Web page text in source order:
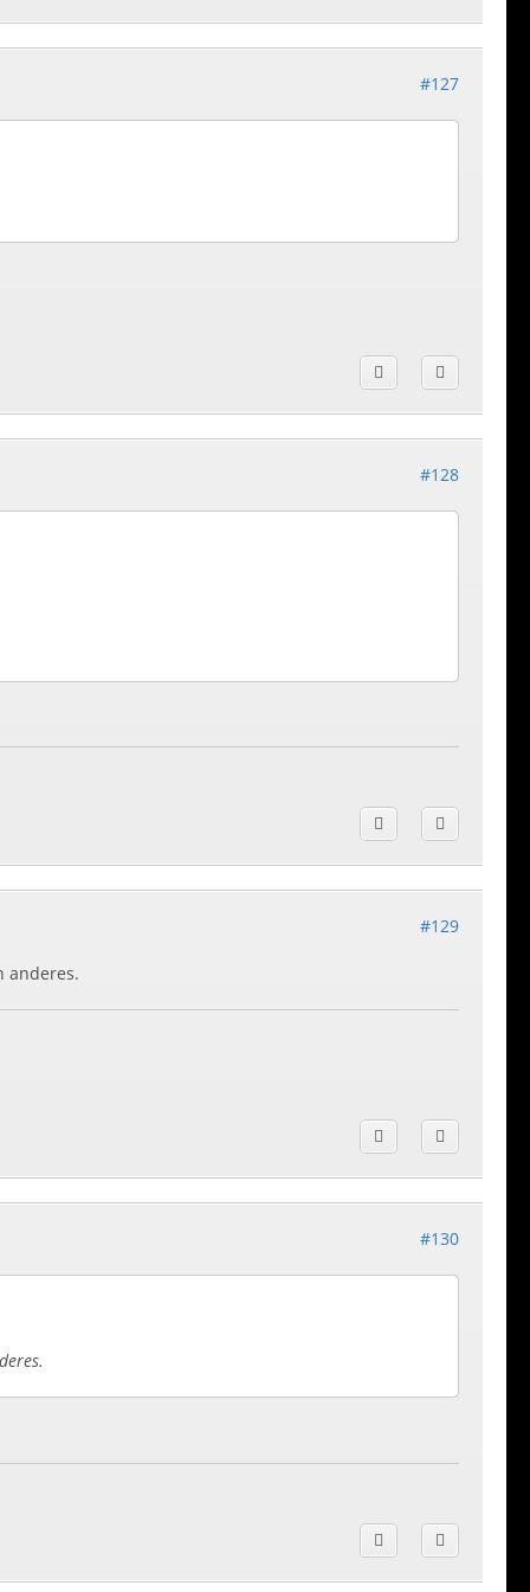
#127
#128
#129
anderes.
#130